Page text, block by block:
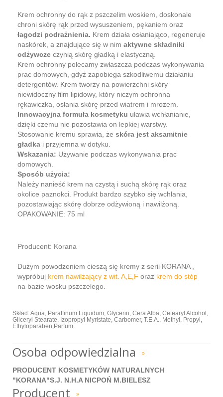
Krem ochronny do rąk z pszczelim woskiem, doskonale
chroni skórę rąk przed wysuszeniem, pękaniem oraz
łagodzi podrażnienia. Krem działa osłaniająco, regeneruje
naskórek, a znajdujące się w nim aktywne składniki
odżywcze czynią skórę gładką i elastyczną.
Krem ochronny polecamy zwłaszcza podczas wykonywania
prac domowych, gdyż zapobiega szkodliwemu działaniu
detergentów. Krem tworzy na powierzchni skóry
niewidoczny film lipidowy, który niczym ochronna
rękawiczka, osłania skórę przed wiatrem i mrozem.
Innowacyjna formuła kosmetyku uławia wchłanianie,
dzięki czemu nie pozostawia on lepkiej warstwy.
Stosowanie kremu sprawia, że skóra jest aksamitnie
gładka i przyjemna w dotyku.
Wskazania: Używanie podczas wykonywania prac
domowych.
Sposób użycia:
Należy nanieść krem na czystą i suchą skórę rąk oraz
okolice paznokci. Produkt bardzo szybko się wchłania,
pozostawiając skórę dobrze odżywioną i nawilżoną.
OPAKOWANIE: 75 ml
Producent: Korana
Dużym powodzeniem cieszą się kremy z serii KORANA ,
wypróbuj krem nawilżający z wit. A,E,F oraz krem do stóp
na bazie wosku pszczelego.
Skład: Aqua, Paraffinum Liquidum, Glycerin, Cera Alba, Cetearyl Alcohol,
Gliceryl Stearate, Izopropyl Myristate, Carbomer, T.E.A., Methyl, Propyl,
Ethyloparaben,Parfum.
Osoba odpowiedzialna »
PRODUCENT KOSMETYKÓW NATURALNYCH
"KORANA"S.J. N.H.A NICPOŃ M.BIELESZ
Producent »